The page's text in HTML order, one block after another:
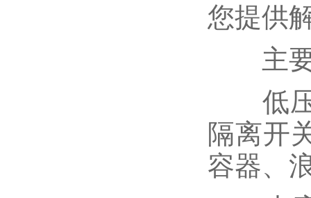
您提供
主要
低压
隔离开
容器、